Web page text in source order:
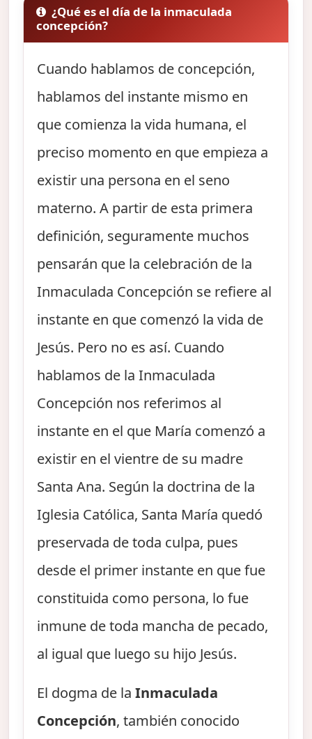
¿Qué es el día de la inmaculada
concepción?
Cuando hablamos de concepción,
hablamos del instante mismo en
que comienza la vida humana, el
preciso momento en que empieza a
existir una persona en el seno
materno. A partir de esta primera
definición, seguramente muchos
pensarán que la celebración de la
Inmaculada Concepción se refiere al
instante en que comenzó la vida de
Jesús. Pero no es así. Cuando
hablamos de la Inmaculada
Concepción nos referimos al
instante en el que María comenzó a
existir en el vientre de su madre
Santa Ana. Según la doctrina de la
Iglesia Católica, Santa María quedó
preservada de toda culpa, pues
desde el primer instante en que fue
constituida como persona, lo fue
inmune de toda mancha de pecado,
al igual que luego su hijo Jesús.
El dogma de laInmaculada
Concepción, también conocido